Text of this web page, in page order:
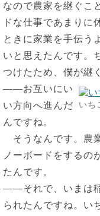
なので農家を継ぐこ
ドな仕事であまりに
ときに家業を手伝う
いと思えたんです。
つけたため、僕が継
いち
――お互いにい
い方向へ進んだ
んですね。
そうなんです。農
ノーボードをするの
たんです。
――それで、いまは
られたんですね。い